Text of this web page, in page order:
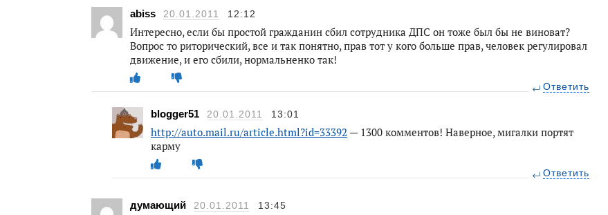
abiss 20.01.2011 12:12
Интересно, если бы простой гражданин сбил сотрудника ДПС он тоже был бы не виноват?
Вопрос то риторический, все и так понятно, прав тот у кого больше прав, человек регулировал
движение, и его сбили, нормальненко так!
Ответить
blogger51 20.01.2011 13:01
http://auto.mail.ru/article.html?id=33392 — 1300 комментов! Наверное, мигалки портят
карму
Ответить
думающий 20.01.2011 13:45